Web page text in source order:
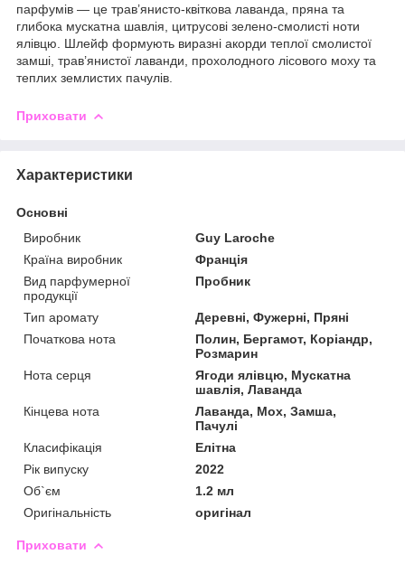
парфумів — це трав’янисто-квіткова лаванда, пряна та
глибока мускатна шавлія, цитрусові зелено-смолисті ноти
ялівцю. Шлейф формують виразні акорди теплої смолистої
замші, трав’янистої лаванди, прохолодного лісового моху та
теплих землистих пачулів.
Приховати
Характеристики
Основні
Виробник
Guy Laroche
Країна виробник
Франція
Вид парфумерної
продукції
Пробник
Тип аромату
Деревні, Фужерні, Пряні
Початкова нота
Полин, Бергамот, Коріандр,
Розмарин
Нота серця
Ягоди ялівцю, Мускатна
шавлія, Лаванда
Кінцева нота
Лаванда, Мох, Замша,
Пачулі
Класифікація
Елітна
Рік випуску
2022
Об`єм
1.2 мл
Оригінальність
оригінал
Приховати